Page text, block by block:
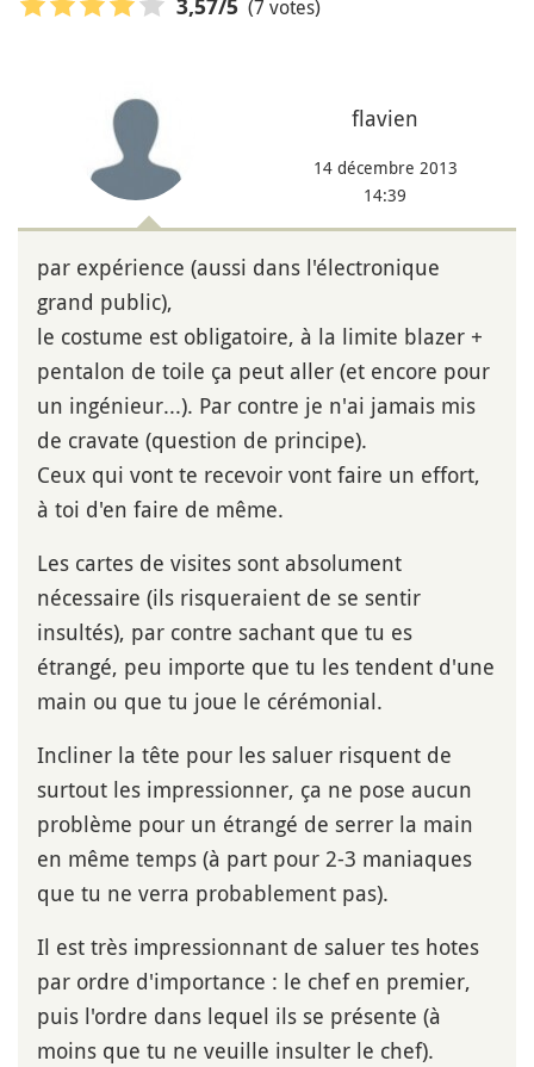
3,57/5 (7 votes)
flavien
14 décembre 2013
14:39
par expérience (aussi dans l'électronique
grand public),
le costume est obligatoire, à la limite blazer +
pentalon de toile ça peut aller (et encore pour
un ingénieur...). Par contre je n'ai jamais mis
de cravate (question de principe).
Ceux qui vont te recevoir vont faire un effort,
à toi d'en faire de même.
Les cartes de visites sont absolument
nécessaire (ils risqueraient de se sentir
insultés), par contre sachant que tu es
étrangé, peu importe que tu les tendent d'une
main ou que tu joue le cérémonial.
Incliner la tête pour les saluer risquent de
surtout les impressionner, ça ne pose aucun
problème pour un étrangé de serrer la main
en même temps (à part pour 2-3 maniaques
que tu ne verra probablement pas).
Il est très impressionnant de saluer tes hotes
par ordre d'importance : le chef en premier,
puis l'ordre dans lequel ils se présente (à
moins que tu ne veuille insulter le chef).